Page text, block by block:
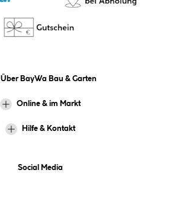
Über BayWa Bau & Garten
Online & im Markt
Hilfe & Kontakt
Social Media